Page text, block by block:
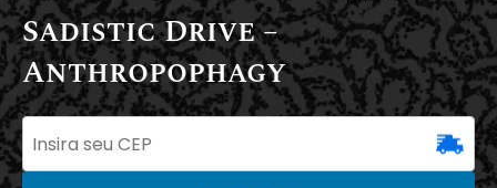
Sadistic Drive –
Anthropophagy